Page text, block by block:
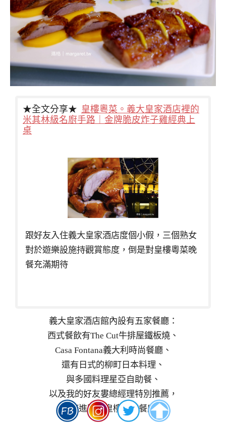
★全文分享★ 皇樓粵菜。義大皇家酒店裡的
米其林級名廚手路｜金牌脆皮炸子雞經典上
桌
跟好友入住義大皇家酒店度個小假，三個熟女
對於遊樂設施持觀賞態度，倒是對皇樓粵菜晚
餐充滿期待
義大皇家酒店館內設有五家餐廳：
西式餐飲有The Cut牛排屋鐵板燒、
Casa Fontana義大利時尚餐廳、
還有日式的柳町日本料理、
與多國料理星亞自助餐、
以及我的好友婁總經理特別推薦，
名廚進駐的皇樓粵菜餐廳。